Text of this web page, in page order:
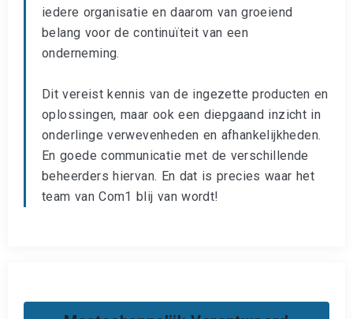
iedere organisatie en daarom van groeiend
belang voor de continuïteit van een
onderneming.
Dit vereist kennis van de ingezette producten en
oplossingen, maar ook een diepgaand inzicht in
onderlinge verwevenheden en afhankelijkheden.
En goede communicatie met de verschillende
beheerders hiervan. En dat is precies waar het
team van Com1 blij van wordt!